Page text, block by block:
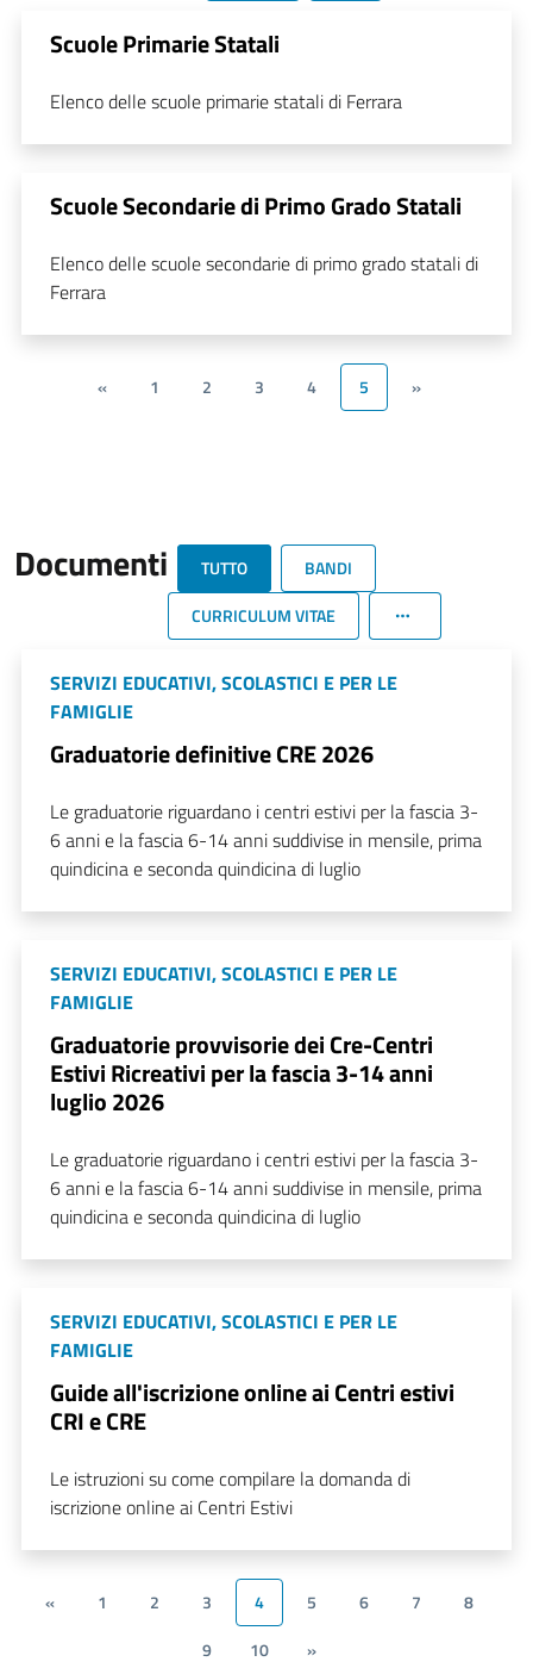
Scuole Primarie Statali
Elenco delle scuole primarie statali di Ferrara
Scuole Secondarie di Primo Grado Statali
Elenco delle scuole secondarie di primo grado statali di
Ferrara
« 1 2 3 4 5 »
Documenti TUTTO
BANDI
CURRICULUM VITAE
SERVIZI EDUCATIVI, SCOLASTICI E PER LE
FAMIGLIE
Graduatorie definitive CRE 2026
Le graduatorie riguardano i centri estivi per la fascia 3-
6 anni e la fascia 6-14 anni suddivise in mensile, prima
quindicina e seconda quindicina di luglio
SERVIZI EDUCATIVI, SCOLASTICI E PER LE
FAMIGLIE
Graduatorie provvisorie dei Cre-Centri
Estivi Ricreativi per la fascia 3-14 anni
luglio 2026
Le graduatorie riguardano i centri estivi per la fascia 3-
6 anni e la fascia 6-14 anni suddivise in mensile, prima
quindicina e seconda quindicina di luglio
SERVIZI EDUCATIVI, SCOLASTICI E PER LE
FAMIGLIE
Guide all'iscrizione online ai Centri estivi
CRI e CRE
Le istruzioni su come compilare la domanda di
iscrizione online ai Centri Estivi
« 1 2 3 4 5 6 7
8
9
10 »